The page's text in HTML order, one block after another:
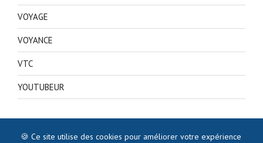
VOYAGE
VOYANCE
VTC
YOUTUBEUR
🍪 Ce site utilise des cookies pour améliorer votre expérience